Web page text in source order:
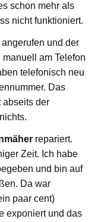
schon mehr als
nicht funktioniert.
und der
am Telefon
telefonisch neu
Das
abseits der
repariert.
Zeit. Ich habe
und bin auf
Da war
paar cent)
exponiert und das